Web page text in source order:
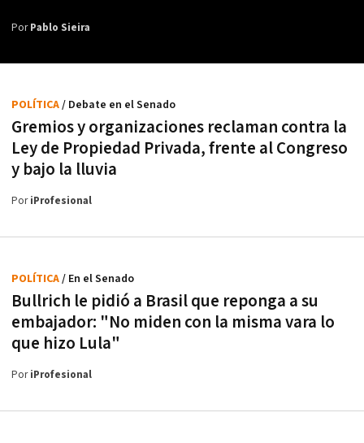
PorPablo Sieira
Gremios y organizaciones reclaman contra la
Ley de Propiedad Privada, frente al Congreso
y bajo la lluvia
POLÍTICA/ Debate en el Senado
PoriProfesional
Bullrich le pidió a Brasil que reponga a su
embajador: "No miden con la misma vara lo
que hizo Lula"
POLÍTICA/ En el Senado
PoriProfesional